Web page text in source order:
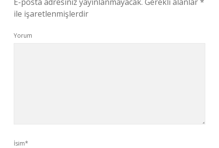
ile işaretlenmişlerdir
Yorum
İsim*